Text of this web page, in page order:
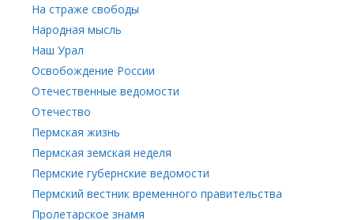
На страже свободы
Народная мысль
Наш Урал
Освобождение России
Отечественные ведомости
Отечество
Пермская жизнь
Пермская земская неделя
Пермские губернские ведомости
Пермский вестник временного правительства
Пролетарское знамя